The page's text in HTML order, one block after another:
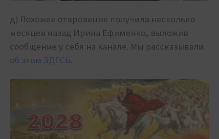
д) Похожее откровение получила несколько
месяцев назад Ирина Ефименко, выложив
сообщение у себя на канале. Мы рассказывали
об этом ЗДЕСЬ.